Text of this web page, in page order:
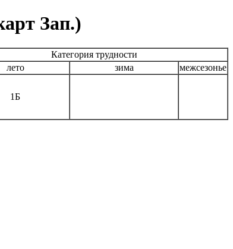
Зап.)
Категория трудности
лето
зима межсезонье
1Б